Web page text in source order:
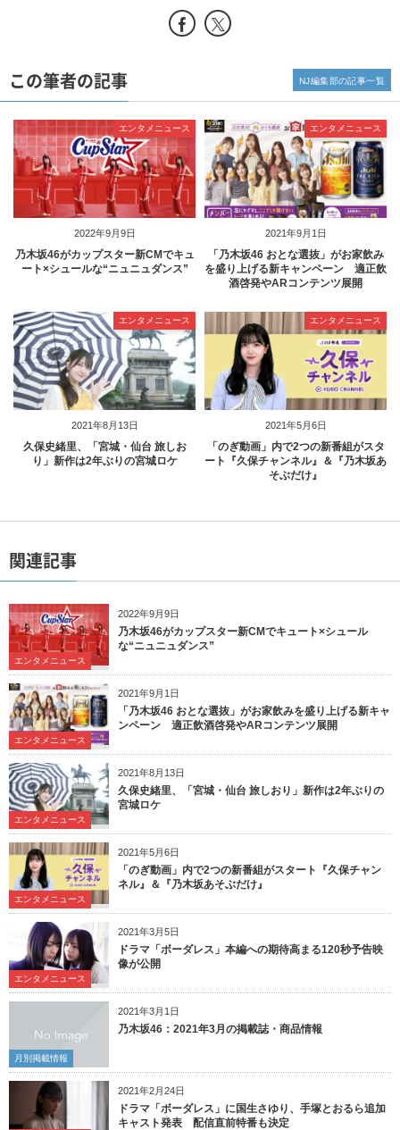
この筆者の記事
2022年9月9日
エンタメニュース
乃木坂46がカップスター新CMでキュ
ート×シュールな“ニュニュダンス”
2021年9月1日
エンタメニュース
「乃木坂46 おとな選抜」がお家飲み
を盛り上げる新キャンペーン 適正飲
酒啓発やARコンテンツ展開
2021年8月13日
エンタメニュース
久保史緒里、「宮城・仙台 旅しお
り」新作は2年ぶりの宮城ロケ
2021年5月6日
エンタメニュース
「のぎ動画」内で2つの新番組がスタ
ート『久保チャンネル』＆『乃木坂あ
そぶだけ』
NJ編集部の記事一覧
関連記事
2022年9月9日
エンタメニュース
乃木坂46がカップスター新CMでキュート×シュール
な“ニュニュダンス”
2021年9月1日
エンタメニュース
「乃木坂46 おとな選抜」がお家飲みを盛り上げる新キャ
ンペーン 適正飲酒啓発やARコンテンツ展開
2021年8月13日
エンタメニュース
久保史緒里、「宮城・仙台 旅しおり」新作は2年ぶりの
宮城ロケ
2021年5月6日
エンタメニュース
「のぎ動画」内で2つの新番組がスタート『久保チャン
ネル』＆『乃木坂あそぶだけ』
2021年3月5日
エンタメニュース
ドラマ「ボーダレス」本編への期待高まる120秒予告映
像が公開
2021年3月1日
月別掲載情報
乃木坂46：2021年3月の掲載誌・商品情報
2021年2月24日
ドラマ「ボーダレス」に国生さゆり、手塚とおるら追加
キャスト発表 配信直前特番も決定